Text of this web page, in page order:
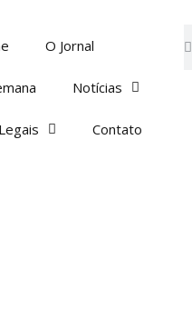
O Jornal
Notícias
Contato